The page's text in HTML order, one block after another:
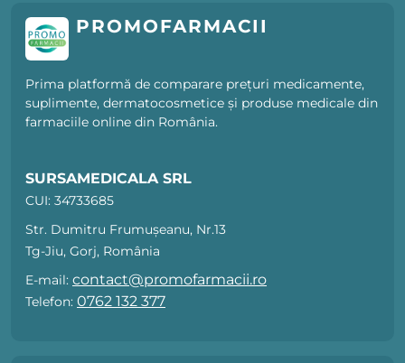
PROMOFARMACII
Prima platformă de comparare prețuri medicamente,
suplimente, dermatocosmetice și produse medicale din
farmaciile online din România.
SURSAMEDICALA SRL
CUI: 34733685
Str. Dumitru Frumușeanu, Nr.13
Tg-Jiu, Gorj, România
E-mail: contact@promofarmacii.ro
Telefon: 0762 132 377